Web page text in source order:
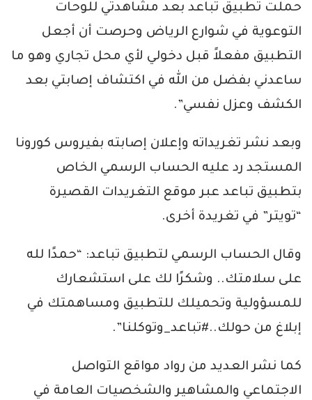
حملت تطبيق تباعد بعد مشاهدتي للوحات
التوعوية في شوارع الرياض وحرصت أن أجعل
التطبيق مفعلاً قبل دخولي لأي محل تجاري وهو ما
ساعدني بفضل من الله في اكتشاف إصابتي بعد
الكشف وعزل نفسي”.
وبعد نشر تغريداته وإعلان إصابته بفيروس كورونا
المستجد رد عليه الحساب الرسمي الخاص
بتطبيق تباعد عبر موقع التغريدات القصيرة
“تويتر” في تغريدة أخرى.
وقال الحساب الرسمي لتطبيق تباعد: “حمدًا لله
على سلامتك.. وشكرًا لك على استشعارك
للمسؤولية وتحميلك للتطبيق ومساهمتك في
إبلاغ من حولك..#تباعد_وتوكلنا”.
كما نشر العديد من رواد مواقع التواصل
الاجتماعي والمشاهير والشخصيات العامة في